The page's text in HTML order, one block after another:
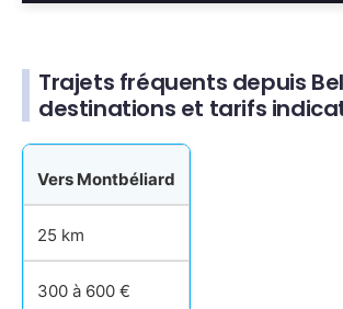
Trajets fréquents depuis
destinations et tarifs
Vers Montbéliard
25 km
300 à 600 €